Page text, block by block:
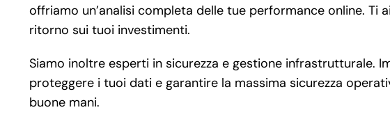
offriamo un’analisi completa delle tue performance online.
ritorno sui tuoi investimenti.
Siamo inoltre esperti in sicurezza e gestione infrastrutturale.
proteggere i tuoi dati e garantire la massima sicurezza
buone mani.